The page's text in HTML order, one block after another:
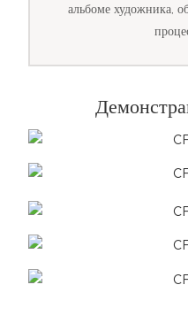
альбоме художника,